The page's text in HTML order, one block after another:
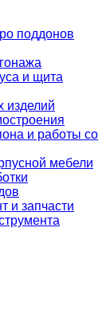
поддонов
и щита
изделий
и работы со
мебели
и запчасти